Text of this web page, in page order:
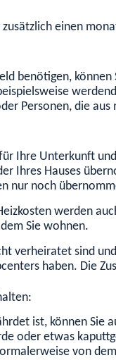
einen
benötigen,
Personen, die
Ihre Unterkunft
Ihres Hauses
nur noch
werden
Sie wohnen.
verheiratet sind
haben. Die
ist, können Sie
oder etwas
von